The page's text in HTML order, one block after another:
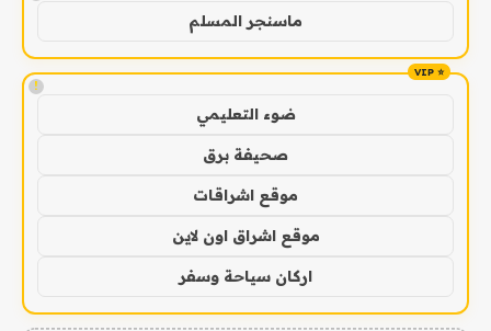
ماسنجر المسلم
!
ضوء التعليمي
صحيفة برق
موقع اشراقات
موقع اشراق اون لاين
اركان سياحة وسفر